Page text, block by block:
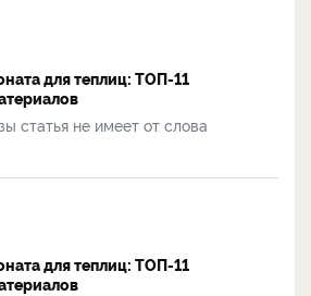
для теплиц: ТОП-11
статья не имеет от слова
для теплиц: ТОП-11